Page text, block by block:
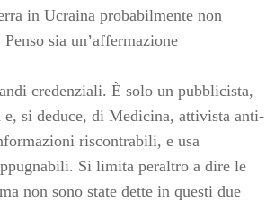
in Ucraina probabilmente non
sia un’affermazione
credenziali. È solo un pubblicista,
si deduce, di Medicina, attivista anti-
riscontrabili, e usa
Si limita peraltro a dire le
non sono state dette in questi due